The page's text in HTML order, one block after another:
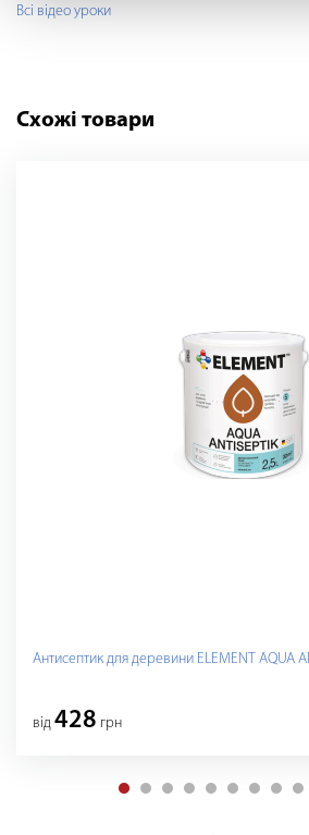
Всі відео уроки
Схожі товари
Антисептик для деревини ELEMENT AQUA
вiд 428 грн